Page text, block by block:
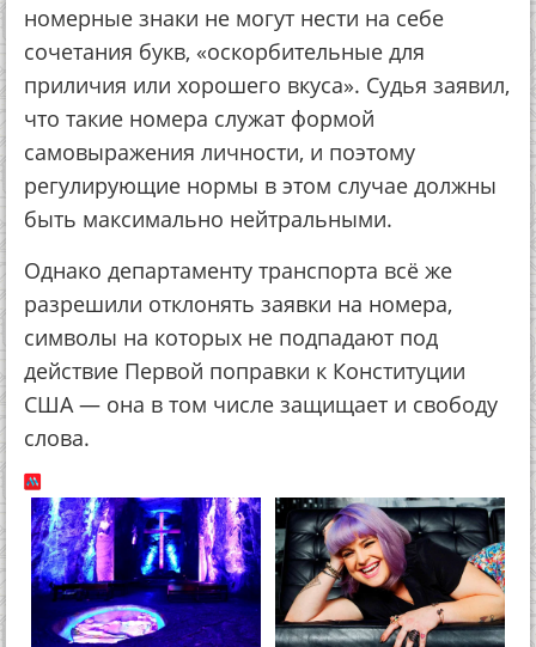
номерные знаки не могут нести на себе
сочетания букв, «оскорбительные для
приличия или хорошего вкуса». Судья заявил,
что такие номера служат формой
самовыражения личности, и поэтому
регулирующие нормы в этом случае должны
быть максимально нейтральными.
Однако департаменту транспорта всё же
разрешили отклонять заявки на номера,
символы на которых не подпадают под
действие Первой поправки к Конституции
США — она в том числе защищает и свободу
слова.